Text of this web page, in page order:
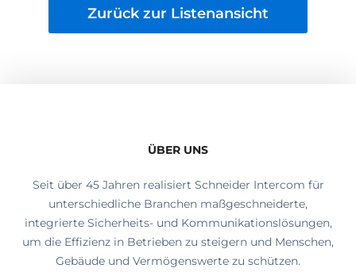
Zurück zur Listenansicht
ÜBER UNS
Seit über 45 Jahren realisiert Schneider Intercom für
unterschiedliche Branchen maßgeschneiderte,
integrierte Sicherheits- und Kommunikationslösungen,
um die Effizienz in Betrieben zu steigern und Menschen,
Gebäude und Vermögenswerte zu schützen.